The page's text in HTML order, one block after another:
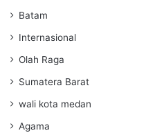
Batam
Internasional
Olah Raga
Sumatera Barat
wali kota medan
Agama